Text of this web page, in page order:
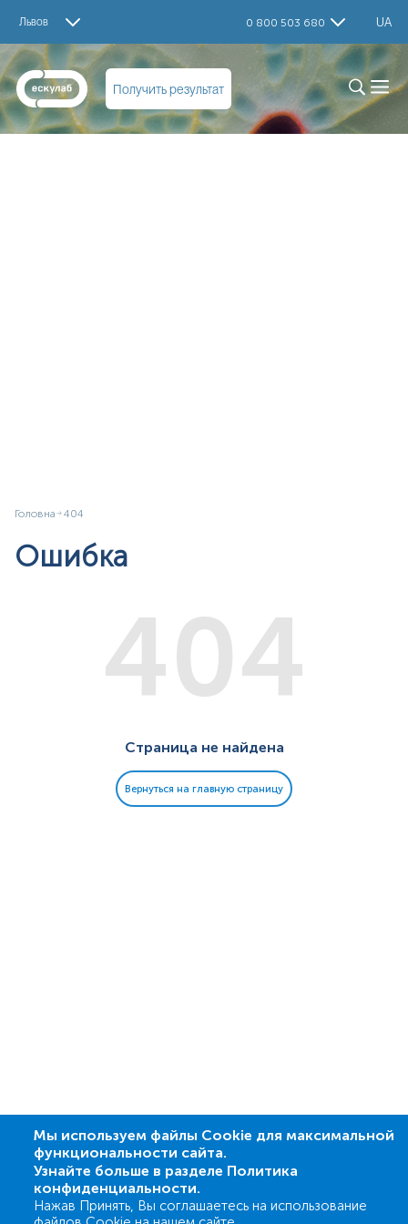
Львов 0 800 503 680 UA
Получить результат
Головна 404
Ошибка
404
Страница не найдена
Вернуться на главную страницу
Мы используем файлы Cookie для максимальной
функциональности сайта.
Узнайте больше в разделе Политика
конфиденциальности.
Нажав Принять, Вы соглашаетесь на использование